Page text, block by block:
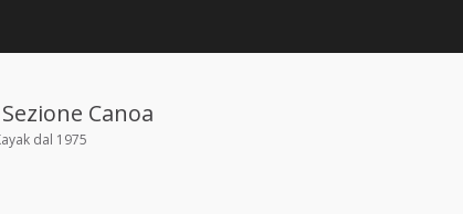
Canoa
dal 1975